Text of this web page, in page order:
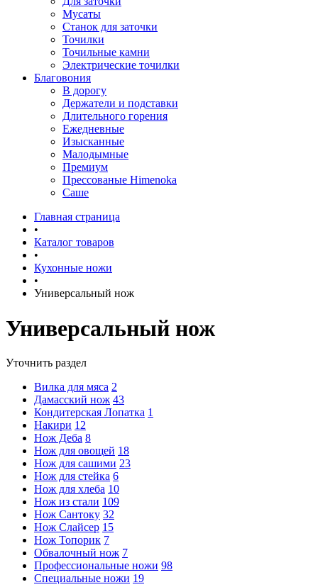
Мусаты
Станок для заточки
Точилки
Точильные камни
Электрические точилки
Благовония
В дорогу
Держатели и подставки
Длительного горения
Ежедневные
Изысканные
Малодымные
Премиум
Прессованые Himenoka
Саше
Главная страница
•
Каталог товаров
•
Кухонные ножи
•
Универсальный нож
Универсальный нож
Уточнить раздел
Вилка для мяса 2
Дамасский нож 43
Кондитерская Лопатка 1
Накири 12
Нож Деба 8
Нож для овощей 18
Нож для сашими 23
Нож для стейка 6
Нож для хлеба 10
Нож из стали 109
Нож Сантоку 32
Нож Слайсер 15
Нож Топорик 7
Обвалочный нож 7
Профессиональные ножи 98
Специальные ножи 19